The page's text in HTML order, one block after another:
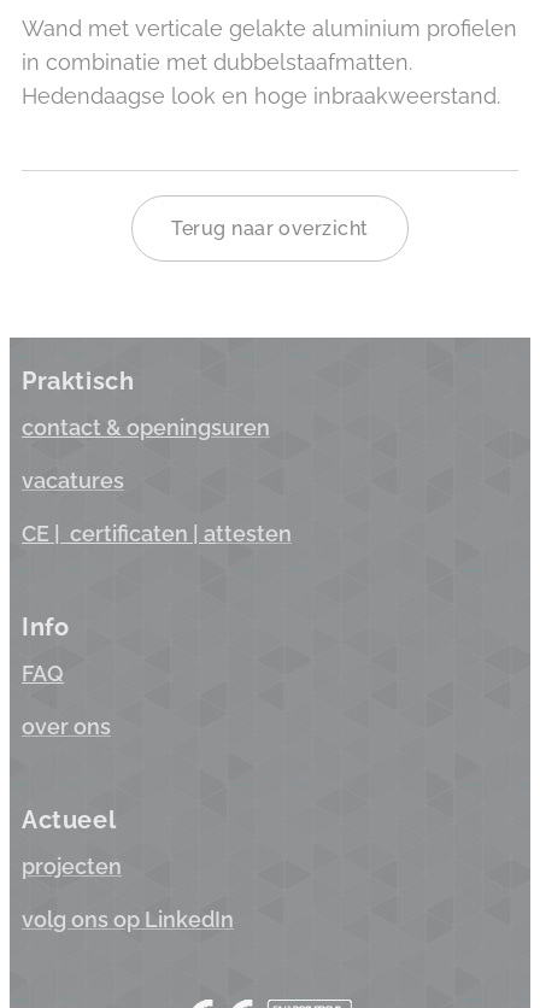
Wand met verticale gelakte aluminium profielen
in combinatie met dubbelstaafmatten.
Hedendaagse look en hoge inbraakweerstand.
Terug naar overzicht
Praktisch
contact & openingsuren
vacatures
CE | certificaten | attesten
Info
FAQ
over ons
Actueel
projecten
volg ons op LinkedIn